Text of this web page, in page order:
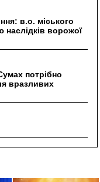
в.о. міського
наслідків ворожої
потрібно
вразливих